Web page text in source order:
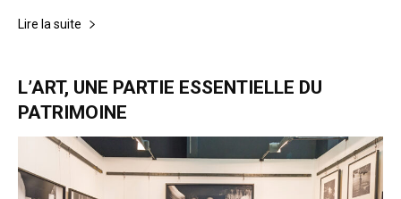
Lire la suite
L’ART, UNE PARTIE ESSENTIELLE DU
PATRIMOINE